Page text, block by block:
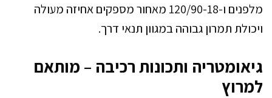
מלפנים ו-120/90-18 מאחור מספקים אחיזה מעולה
ויכולת תמרון גבוהה במגוון תנאי דרך.
גיאומטריה ותכונות רכיבה – מותאם
למרוץ